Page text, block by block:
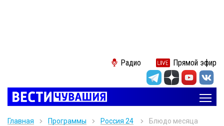
Радио Прямой эфир
Главная Программы Россия 24 Блюдо месяца